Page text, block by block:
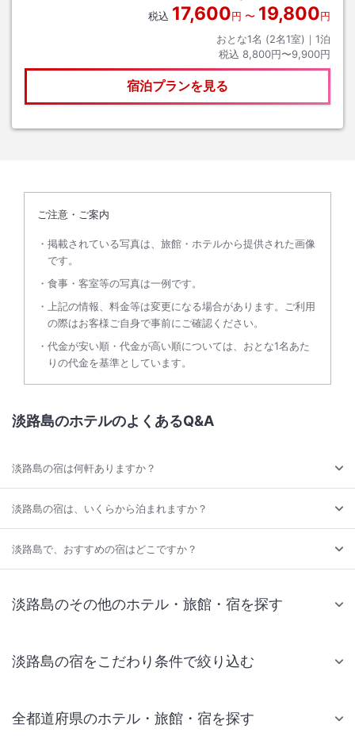
税込 17,600円 〜 19,800円
おとな1名 (2名1室)｜ 1泊
税込 8,800円〜9,900円
宿泊プランを見る
ご注意・ご案内
掲載されている写真は、旅館・ホテルから提供された画像
です。
食事・客室等の写真は一例です。
上記の情報、料金等は変更になる場合があります。ご利用
の際はお客様ご自身で事前にご確認ください。
代金が安い順・代金が高い順については、おとな1名あた
りの代金を基準としています。
淡路島のホテルのよくあるQ&A
淡路島の宿は何軒ありますか？
淡路島の宿は、いくらから泊まれますか？
淡路島で、おすすめの宿はどこですか？
淡路島のその他のホテル・旅館・宿を探す
淡路島の宿をこだわり条件で絞り込む
全都道府県のホテル・旅館・宿を探す